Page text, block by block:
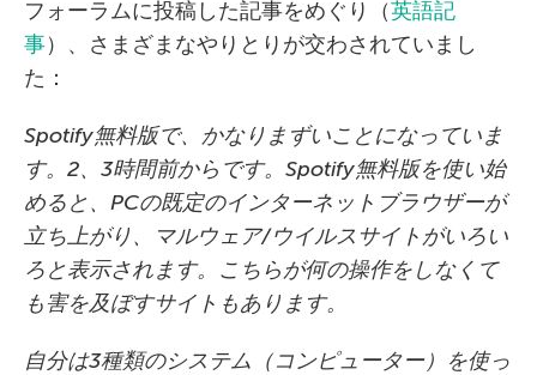
フォーラムに投稿した記事をめぐり（英語記
事）、さまざまなやりとりが交わされていまし
た：
Spotify無料版で、かなりまずいことになっていま
す。2、3時間前からです。Spotify無料版を使い始
めると、PCの既定のインターネットブラウザーが
立ち上がり、マルウェア/ウイルスサイトがいろい
ろと表示されます。こちらが何の操作をしなくて
も害を及ぼすサイトもあります。
自分は3種類のシステム（コンピューター）を使っ